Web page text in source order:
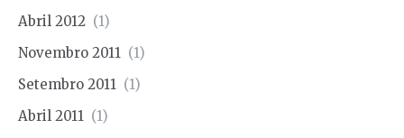
Abril 2012 (1)
Novembro 2011 (1)
Setembro 2011 (1)
Abril 2011 (1)